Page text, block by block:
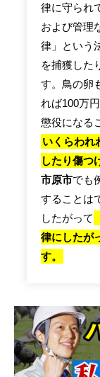
律に守られ
および管理
律」という
を捕獲した
す。鳥の卵
れば100万
懲役になる
いくらわれ
したり傷つ
市原市でも
することは
したがって
律にしたが
す。